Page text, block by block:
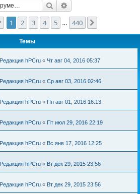
Поиск
Страница1 из 440
1 2 3 4 5 440
Темы
Редакция hPCru « Чт авг 04, 2016 05:37
Редакция hPCru « Ср авг 03, 2016 02:46
Редакция hPCru « Пн авг 01, 2016 16:13
Редакция hPCru « Пт июл 29, 2016 22:19
Редакция hPCru « Вс янв 17, 2016 12:25
Редакция hPCru « Вт дек 29, 2015 23:56
Редакция hPCru « Вт дек 29, 2015 23:56